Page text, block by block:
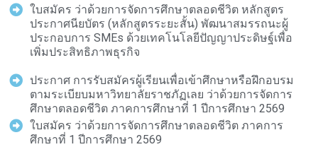
ใบสมัคร ว่าด้วยการจัดการศึกษาตลอดชีวิต หลักสูตร
ประกาศนียบัตร (หลักสูตรระยะสั้น) พัฒนาสมรรถนะผู้
ประกอบการ SMEs ด้วยเทคโนโลยีปัญญาประดิษฐ์เพื่อ
เพิ่มประสิทธิภาพธุรกิจ
ประกาศ การรับสมัครผู้เรียนเพื่อเข้าศึกษาหรือฝึกอบรม
ตามระเบียบมหาวิทยาลัยราชภัฏเลย ว่าด้วยการจัดการ
ศึกษาตลอดชีวิต ภาคการศึกษาที่ 1 ปีการศึกษา 2569
ใบสมัคร ว่าด้วยการจัดการศึกษาตลอดชีวิต ภาคการ
ศึกษาที่ 1 ปีการศึกษา 2569